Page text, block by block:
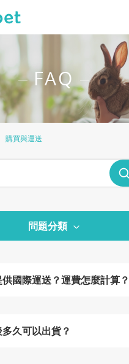
FAQ
購買與運送
問題分類
國際運送？運費怎麼計算？
久可以出貨？